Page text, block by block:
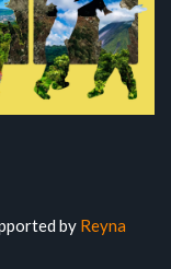
by Reyna